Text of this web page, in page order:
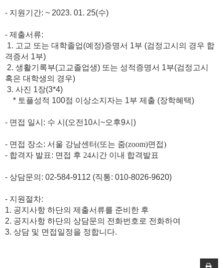
- 지원기간: ~ 2023. 01. 25(수)
- 제출서류:
1. 고교 또는 대학졸업(예정)증명서 1부 (검정고시의 경우 합
격증서 1부)
2. 생활기록부(고교졸업생) 또는 성적증명서 1부(검정고시
혹은 대학생의 경우)
3. 사진 1장(3*4)
* 토플성적 100점 이상소지자는 1부 제출 (장학혜택)
- 면접 일시 : 수 시 (오전 10시 ~오후9시 )
- 면접 장소: 서울 강남센터(또는 줌(zoom)면접)
- 합격자 발표: 면접 후 24시간 이내 합격발표
- 상담문의 : 02-584-9112 (직통: 010-8026-9620)
- 지원절차:
1. 공지사항 하단의 제출서류를 준비한 후
2. 공지사항 하단의 상담문의 전화번호로 전화하여
3. 상담 및 면접일정을 정합니다.